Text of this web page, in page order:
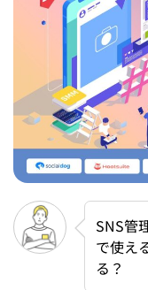
SNS管
で使え
る？